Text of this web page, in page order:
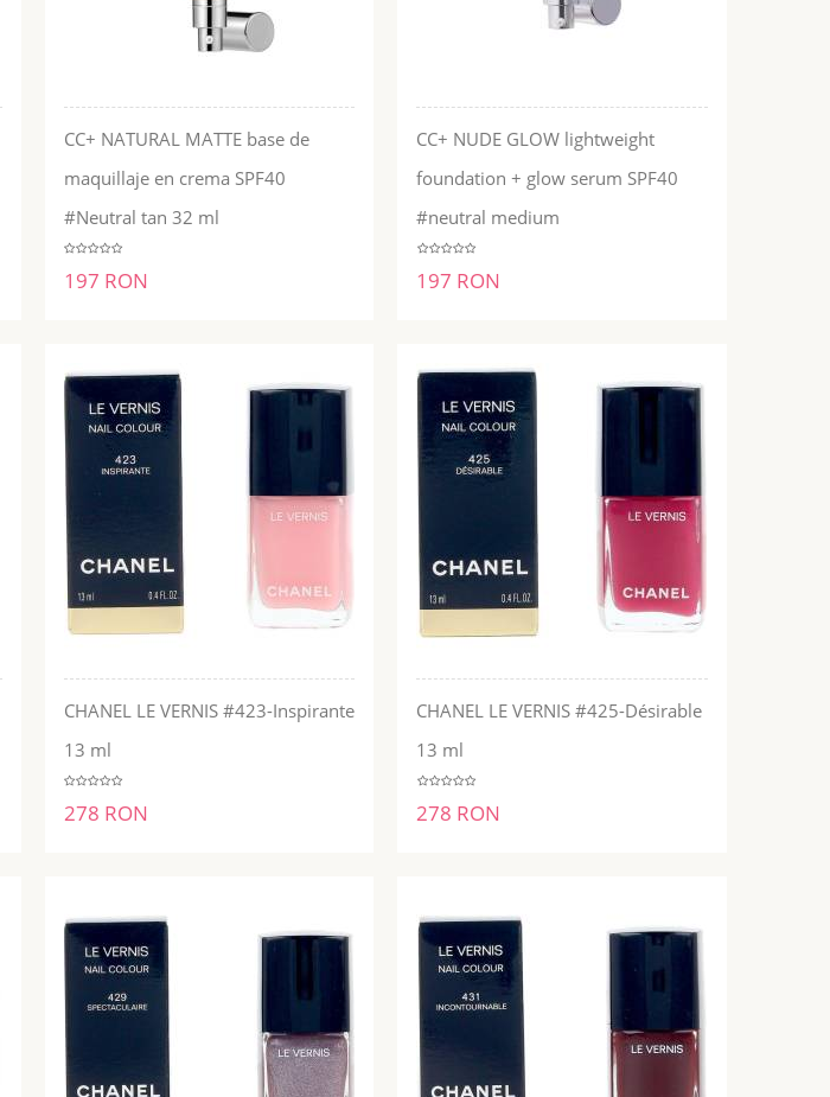
CC+ NATURAL MATTE base de
maquillaje en crema SPF40
#Neutral tan 32 ml
197 RON
ADĂUGĂ ÎN COŞ
CC+ NUDE GLOW lightweight
foundation + glow serum SPF40
#neutral medium
197 RON
ADĂUGĂ ÎN COŞ
CHANEL LE VERNIS #423-Inspirante
13 ml
278 RON
CHANEL LE VERNIS #425-Désirable
13 ml
278 RON